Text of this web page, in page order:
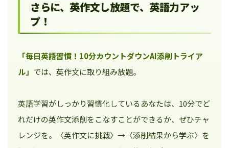
さらに、英作文し放題で、英語力アッ
プ！
「毎日英語習慣！10分カウントダウンAI添削トライア
ル」 では、英作文に取り組み放題。
英語学習がしっかり習慣化しているあなたは、10分でど
れだけの英作文添削をこなすことができるか、ぜひチャ
レンジを。〈英作文に挑戦〉→〈添削結果から学ぶ〉を